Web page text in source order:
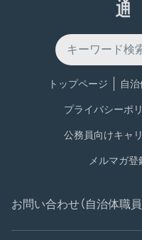
トップページ 自
プライバシーポ
公務員向けキャ
メルマガ登
お問い合わせ（自治体職員